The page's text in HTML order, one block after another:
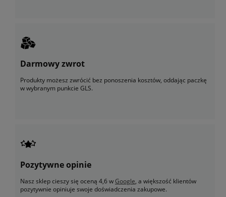
Darmowy zwrot
Produkty możesz zwrócić bez ponoszenia kosztów, oddając paczkę
w wybranym punkcie GLS.
Pozytywne opinie
Nasz sklep cieszy się oceną 4,6 wGoogle, a większość klientów
pozytywnie opiniuje swoje doświadczenia zakupowe.